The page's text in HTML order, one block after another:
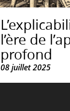
l’ère de
profond
08 juillet 2025